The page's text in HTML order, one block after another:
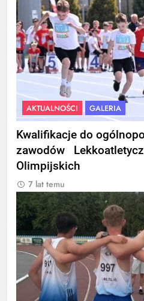
AKTUALNOŚCI GALERIA
Kwalifikacje do
zawodów
Olimpijskich
7 lat temu